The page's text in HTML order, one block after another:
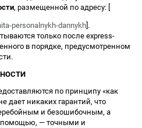
, размещенной по адресу: [
personalnykh-dannykh ].
только после express-
в порядке, предусмотренном
по принципу «как
дает никаких гарантий, что
и безошибочным, а
помощью, — точными и